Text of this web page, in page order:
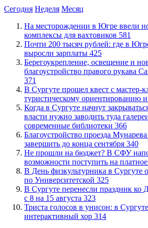
Сегодня Неделя Месяц
​На месторождении в Югре ввели
комплексы для вахтовиков 581
​Почти 200 тысяч рублей: где в
выросли зарплаты 425
Берегоукрепление, освещение и
благоустройство правого рукава
371
В Сургуте прошел квест с мастер-
туристическому ориентированию и
​Когда в Сургуте начнут
власти нужно заводить туда
современные библиотеки 366
Благоустройство проезда
завершить до конца сентября 340
Не прошли на бюджет? В СФУ
возможности поступить на
​В День физкультурника в Сургуте
по Университетской 325
​В Сургуте перенесли праздник ко
с 8 на 15 августа 323
​Триста голосов в унисон: в
интерактивный хор 314